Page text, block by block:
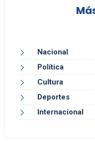
Nacional
Política
Cultura
Deportes
Internacional